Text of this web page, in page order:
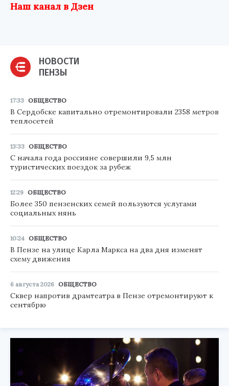
Наш канал в Дзен
НОВОСТИ
ПЕНЗЫ
17:33 ОБЩЕСТВО
В Сердобске капитально отремонтировали 2358 метров
теплосетей
13:33 ОБЩЕСТВО
С начала года россияне совершили 9,5 млн
туристических поездок за рубеж
12:29 ОБЩЕСТВО
Более 350 пензенских семей пользуются услугами
социальных нянь
10:24 ОБЩЕСТВО
В Пензе на улице Карла Маркса на два дня изменят
схему движения
6 августа 2026 ОБЩЕСТВО
Сквер напротив драмтеатра в Пензе отремонтируют к
сентябрю